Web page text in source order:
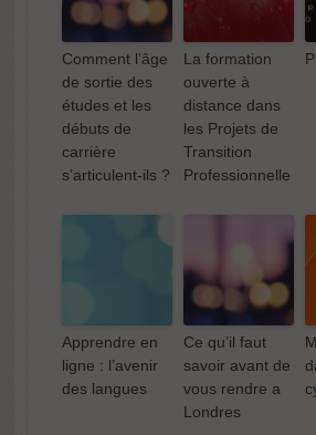
Comment l’âge
de sortie des
études et les
débuts de
carrière
s’articulent-ils ?
La formation
ouverte à
distance dans
les Projets de
Transition
Professionnelle
Apprendre en
ligne : l’avenir
des langues
Ce qu’il faut
savoir avant de
vous rendre a
Londres
Comment l’âge
de sortie des
études et les
débuts de
carrière
s’articulent-ils ?
La formation
ouverte à
distance dans
les Projets de
Transition
Professionnelle
dans le
cyberespace ?